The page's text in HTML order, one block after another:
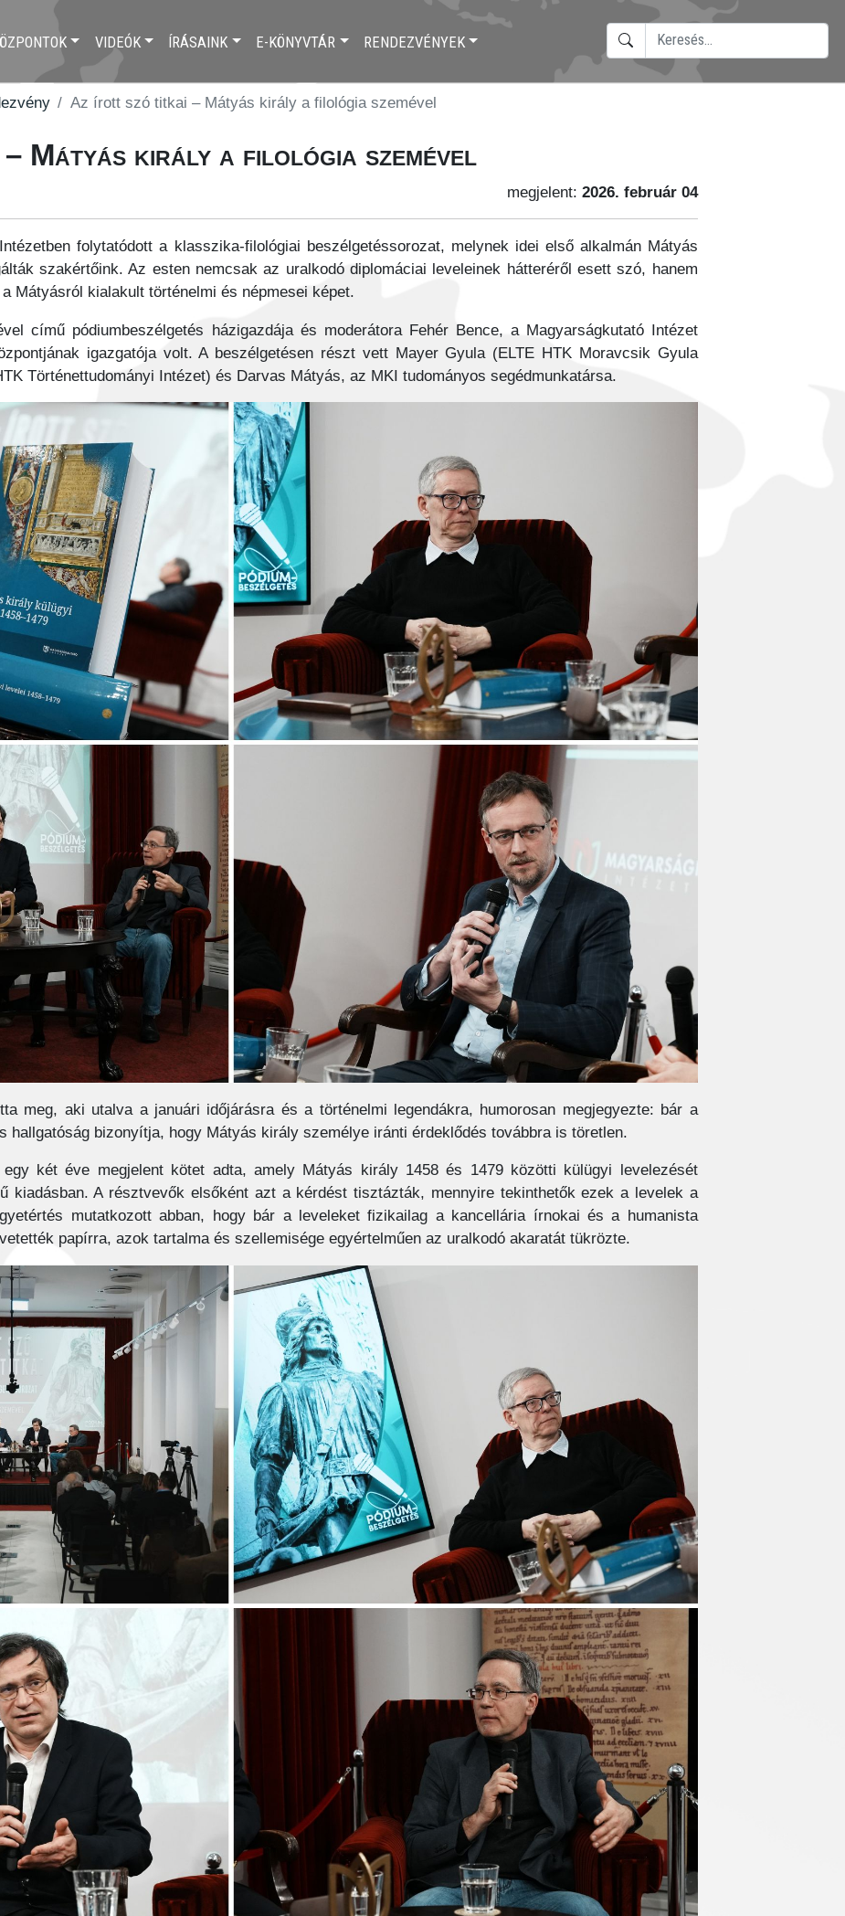
VIDEÓK ÍRÁSAINK E-KÖNYVTÁR RENDEZVÉNYEK KERESÉS
Az írott szó titkai – Mátyás király a filológia szemével
Mátyás király a filológia szemével
megjelent: 2026. február 04
folytatódott a klasszika-filológiai beszélgetéssorozat, melynek idei első alkalmán Mátyás
szakértőink. Az esten nemcsak az uralkodó diplomáciai leveleinek hátteréről esett szó, hanem
Mátyásról kialakult történelmi és népmesei képet.
című pódiumbeszélgetés házigazdája és moderátora Fehér Bence, a Magyarságkutató Intézet
igazgatója volt. A beszélgetésen részt vett Mayer Gyula (ELTE HTK Moravcsik Gyula
Történettudományi Intézet) és Darvas Mátyás, az MKI tudományos segédmunkatársa.
meg, aki utalva a januári időjárásra és a történelmi legendákra, humorosan megjegyezte: bár a
hallgatóság bizonyítja, hogy Mátyás király személye iránti érdeklődés továbbra is töretlen.
két éve megjelent kötet adta, amely Mátyás király 1458 és 1479 közötti külügyi levelezését
kiadásban. A résztvevők elsőként azt a kérdést tisztázták, mennyire tekinthetők ezek a levelek a
mutatkozott abban, hogy bár a leveleket fizikailag a kancellária írnokai és a humanista
papírra, azok tartalma és szellemisége egyértelműen az uralkodó akaratát tükrözte.